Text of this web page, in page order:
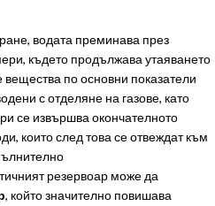
водата преминава през
където продължава утаяването
по основни показатели
с отделяне на газове, като
се извършва окончателното
които след това се отвеждат към
резервоар може да
, който значително повишава